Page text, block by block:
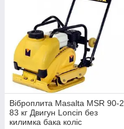
Віброплита Masalta MSR 90-2
83 кг Двигун Loncin без
килимка бака коліс